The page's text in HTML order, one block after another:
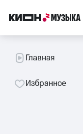
Главная
Избранное